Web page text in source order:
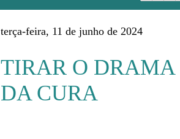
terça-feira, 11 de junho de 2024
TIRAR O DRAMA
DA CURA